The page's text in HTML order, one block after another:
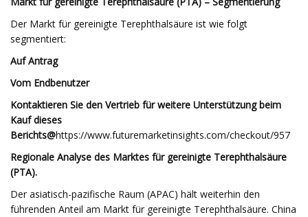
Der Markt für gereinigte Terephthalsäure ist wie folgt
segmentiert:
Auf Antrag
Vom Endbenutzer
Kontaktieren Sie den Vertrieb für weitere Unterstützung beim
Kauf dieses
Berichts@https://www.futuremarketinsights.com/checkout/957
Regionale Analyse des Marktes für gereinigte Terephthalsäure
(PTA).
Der asiatisch-pazifische Raum (APAC) hält weiterhin den
führenden Anteil am Markt für gereinigte Terephthalsäure. China